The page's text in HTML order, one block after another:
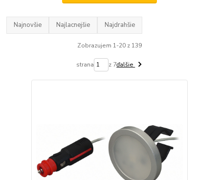
Najnovšie Najlacnejšie Najdrahšie
Zobrazujem 1-20 z 139
strana z 7ďalšie